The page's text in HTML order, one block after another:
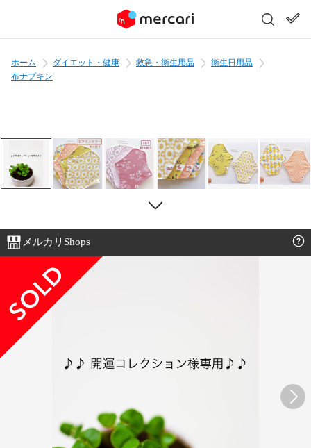
ホーム ダイエット・健康 救急・衛生用品
衛生日用品
布ナプキン
メルカリShops